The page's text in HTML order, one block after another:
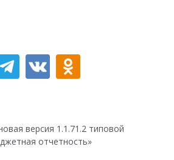
версия 1.1.71.2 типовой
отчетность»